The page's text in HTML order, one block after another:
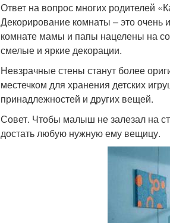
Ответ на вопрос многих родителей
Декорирование комнаты – это очень
комнате мамы и папы нацелены на
смелые и яркие декорации.
Невзрачные стены станут более
местечком для хранения детских
принадлежностей и других вещей.
Совет. Чтобы малыш не залезал на
достать любую нужную ему вещицу.